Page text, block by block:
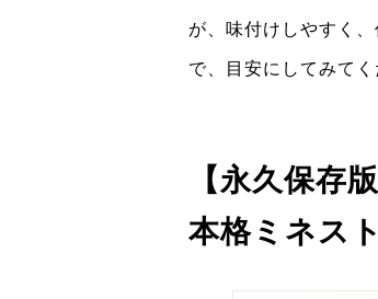
が、味付けしやすく
で、目安にしてみてく
【永久保存
本格ミネス